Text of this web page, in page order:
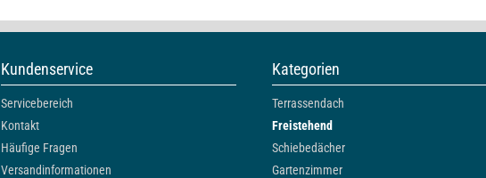
Kundenservice
Servicebereich
Kontakt
Häufige Fragen
Versandinformationen
Kategorien
Terrassendach
Freistehend
Schiebedächer
Gartenzimmer